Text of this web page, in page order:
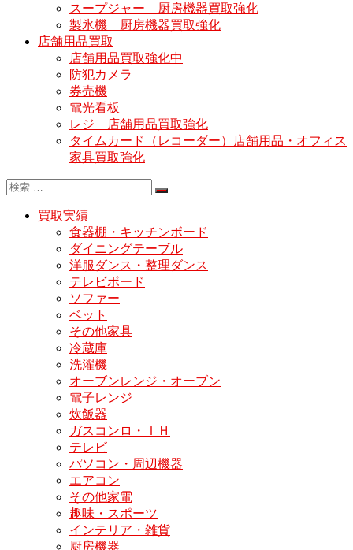
スープジャー 厨房機器買取強化
製氷機 厨房機器買取強化
店舗用品買取
店舗用品買取強化中
防犯カメラ
券売機
電光看板
レジ 店舗用品買取強化
タイムカード（レコーダー）店舗用品・オフィス
家具買取強化
買取実績
食器棚・キッチンボード
ダイニングテーブル
洋服ダンス・整理ダンス
テレビボード
ソファー
ベット
その他家具
冷蔵庫
洗濯機
オーブンレンジ・オーブン
電子レンジ
炊飯器
ガスコンロ・ＩＨ
テレビ
パソコン・周辺機器
エアコン
その他家電
趣味・スポーツ
インテリア・雑貨
厨房機器